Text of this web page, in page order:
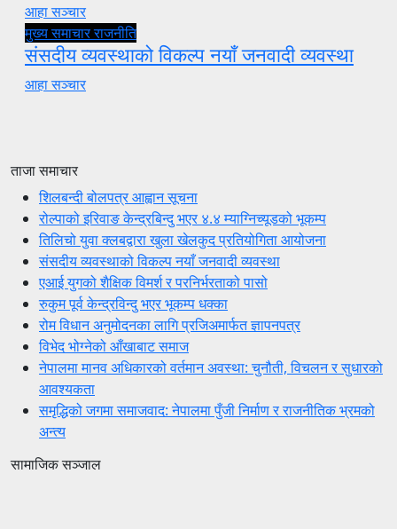
आहा सञ्चार
मुख्य समाचारराजनीति
संसदीय व्यवस्थाको विकल्प नयाँ जनवादी व्यवस्था
आहा सञ्चार
ताजा समाचार
शिलबन्दी बोलपत्र आह्वान सूचना
रोल्पाको इरिवाङ केन्द्रबिन्दु भएर ४.४ म्याग्निच्यूडको भूकम्प
तिलिचो युवा क्लबद्वारा खुला खेलकुद प्रतियोगिता आयोजना
संसदीय व्यवस्थाको विकल्प नयाँ जनवादी व्यवस्था
एआई युगको शैक्षिक विमर्श र परनिर्भरताको पासो
रुकुम पूर्व केन्द्रविन्दु भएर भूकम्प धक्का
रोम विधान अनुमोदनका लागि प्रजिअमार्फत ज्ञापनपत्र
विभेद भोग्नेको आँखाबाट समाज
नेपालमा मानव अधिकारको वर्तमान अवस्था: चुनौती, विचलन र सुधारको
आवश्यकता
समृद्धिको जगमा समाजवाद: नेपालमा पुँजी निर्माण र राजनीतिक भ्रमको
अन्त्य
सामाजिक सञ्जाल